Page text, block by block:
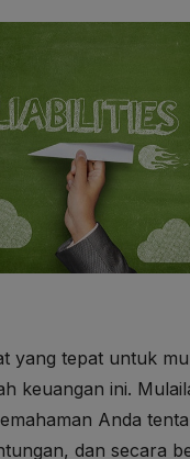
yang tepat untuk
keuangan ini.
Anda
dan secara